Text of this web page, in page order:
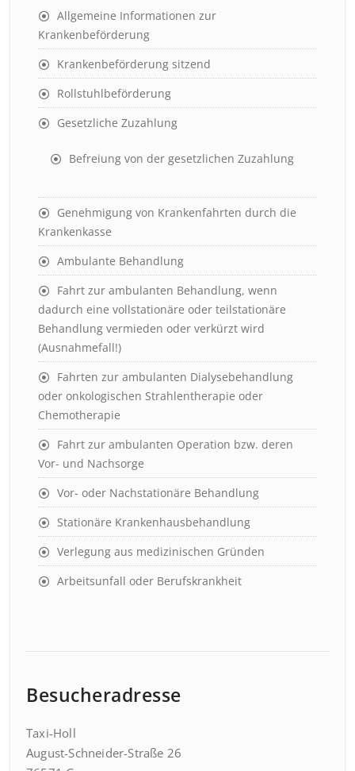
Allgemeine Informationen zur
Krankenbeförderung
Krankenbeförderung sitzend
Rollstuhlbeförderung
Gesetzliche Zuzahlung
Befreiung von der gesetzlichen Zuzahlung
Genehmigung von Krankenfahrten durch die
Krankenkasse
Ambulante Behandlung
Fahrt zur ambulanten Behandlung, wenn
dadurch eine vollstationäre oder teilstationäre
Behandlung vermieden oder verkürzt wird
(Ausnahmefall!)
Fahrten zur ambulanten Dialysebehandlung
oder onkologischen Strahlentherapie oder
Chemotherapie
Fahrt zur ambulanten Operation bzw. deren
Vor- und Nachsorge
Vor- oder Nachstationäre Behandlung
Stationäre Krankenhausbehandlung
Verlegung aus medizinischen Gründen
Arbeitsunfall oder Berufskrankheit
Besucheradresse
Taxi-Holl
August-Schneider-Straße 26